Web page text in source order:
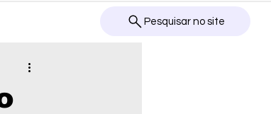
Pesquisar no site